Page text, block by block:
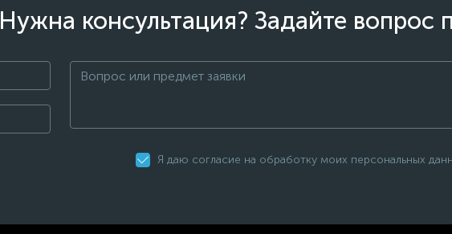
Нужна консультация? Задайте вопрос
Я даю согласие на обработку моих персональных